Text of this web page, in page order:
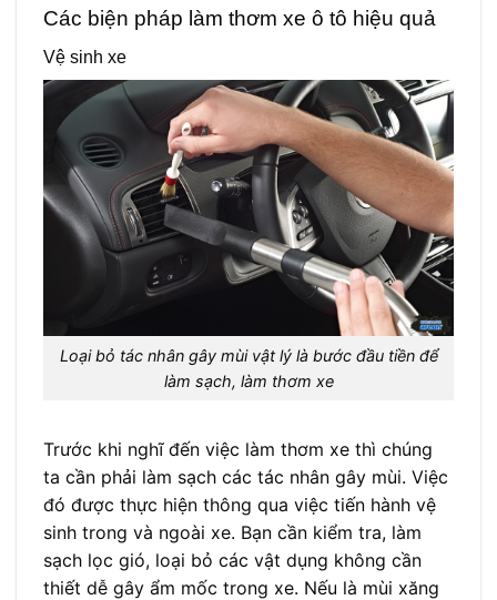
Các biện pháp làm thơm xe ô tô hiệu quả
Vệ sinh xe
Loại bỏ tác nhân gây mùi vật lý là bước đầu tiền để
làm sạch, làm thơm xe
Trước khi nghĩ đến việc làm thơm xe thì chúng
ta cần phải làm sạch các tác nhân gây mùi. Việc
đó được thực hiện thông qua việc tiến hành vệ
sinh trong và ngoài xe. Bạn cần kiểm tra, làm
sạch lọc gió, loại bỏ các vật dụng không cần
thiết dễ gây ẩm mốc trong xe. Nếu là mùi xăng